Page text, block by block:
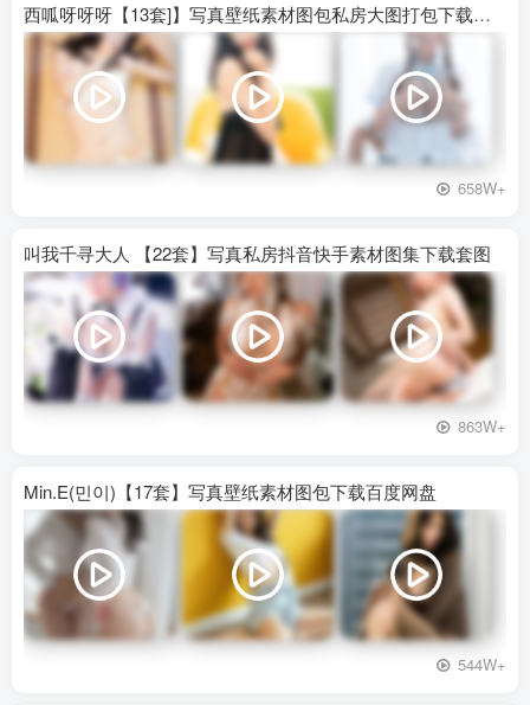
西呱呀呀呀【13套]】写真壁纸素材图包私房大图打包下载百度网盘
658W+
叫我千寻大人 【22套】写真私房抖音快手素材图集下载套图
863W+
Min.E(민이)【17套】写真壁纸素材图包下载百度网盘
544W+